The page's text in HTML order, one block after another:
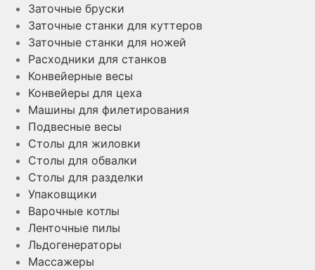
Заточные бруски
Заточные станки для куттеров
Заточные станки для ножей
Расходники для станков
Конвейерные весы
Конвейеры для цеха
Машины для филетирования
Подвесные весы
Столы для жиловки
Столы для обвалки
Столы для разделки
Упаковщики
Варочные котлы
Ленточные пилы
Льдогенераторы
Массажеры